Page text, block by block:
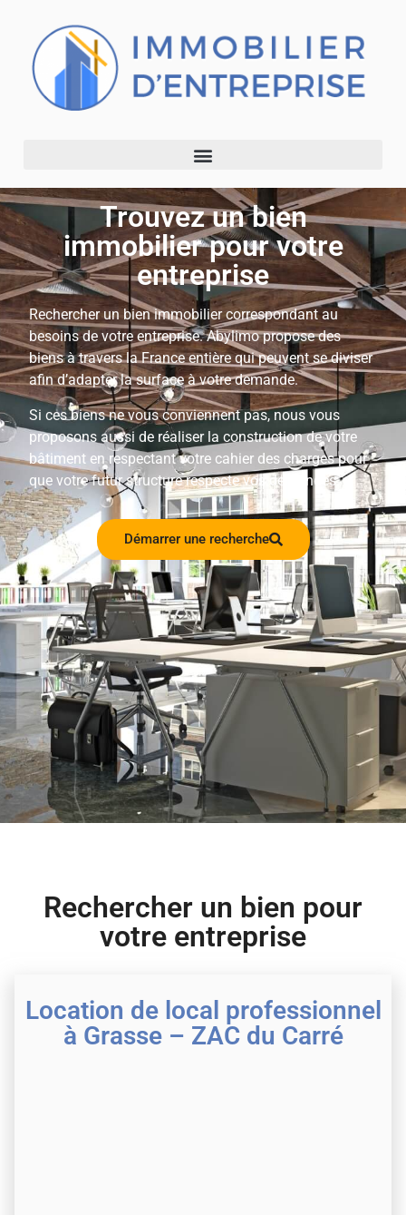
Trouvez un bien
immobilier pour votre
entreprise
Rechercher un bien immobilier correspondant au
besoins de votre entreprise. Abylimo propose des
biens à travers la France entière qui peuvent se diviser
afin d’adapter la surface à votre demande.
Si ces biens ne vous conviennent pas, nous vous
proposons aussi de réaliser la construction de votre
bâtiment en respectant votre cahier des charges pour
que votre futur structure respecte vos demandes.
Démarrer une recherche
Rechercher un bien pour
votre entreprise
Location de local professionnel
à Grasse – ZAC du Carré